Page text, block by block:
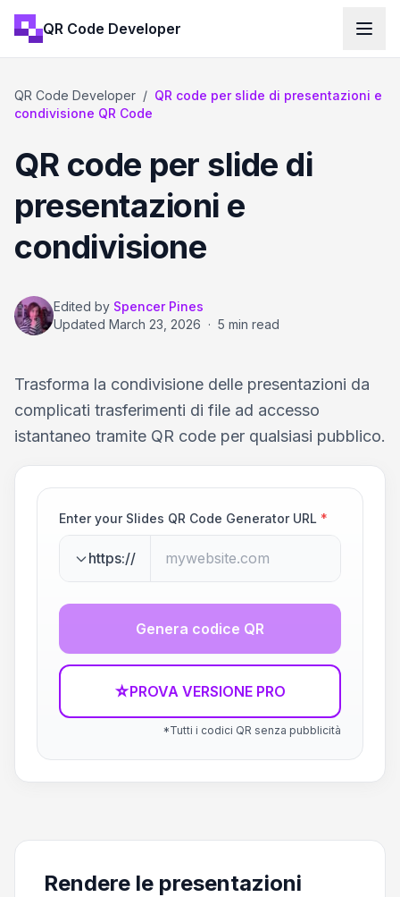
QR Code Developer
QR Code Developer / QR code per slide di presentazioni e
condivisione QR Code
QR code per slide di
presentazioni e
condivisione
Edited by Spencer Pines
Updated March 23, 2026 · 5 min read
Trasforma la condivisione delle presentazioni da
complicati trasferimenti di file ad accesso
istantaneo tramite QR code per qualsiasi pubblico.
Enter your Slides QR Code Generator URL *
https://
Genera codice QR
☆PROVA VERSIONE PRO
*Tutti i codici QR senza pubblicità
Rendere le presentazioni